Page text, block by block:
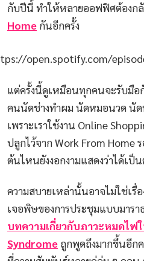
กับปีนี้ ทำให้หลายออฟฟิศต้องก
Home กันอีกครั้ง
open.spotify.com/
แต่ครั้งนี้ดูเหมือนทุกคนจะรับมื
คนนัดช่างทำผม นัดหมอนวด นั
เพราะเราใช้งาน Online
ปลูกไว้จาก Work From Home
ต้นไหนยังงอกงามแสดงว่าได้เ
ความสบายเหล่านั้นอาจไม่ใช่เรื่
เจอพิษของการประชุมแบบมาร
บทความเกี่ยวกับภาวะหมดไฟ
Syndrome ถูกพูดถึงมากขึ้นอีก